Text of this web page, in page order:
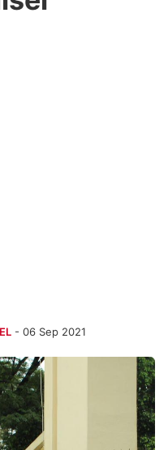
- 06 Sep 2021